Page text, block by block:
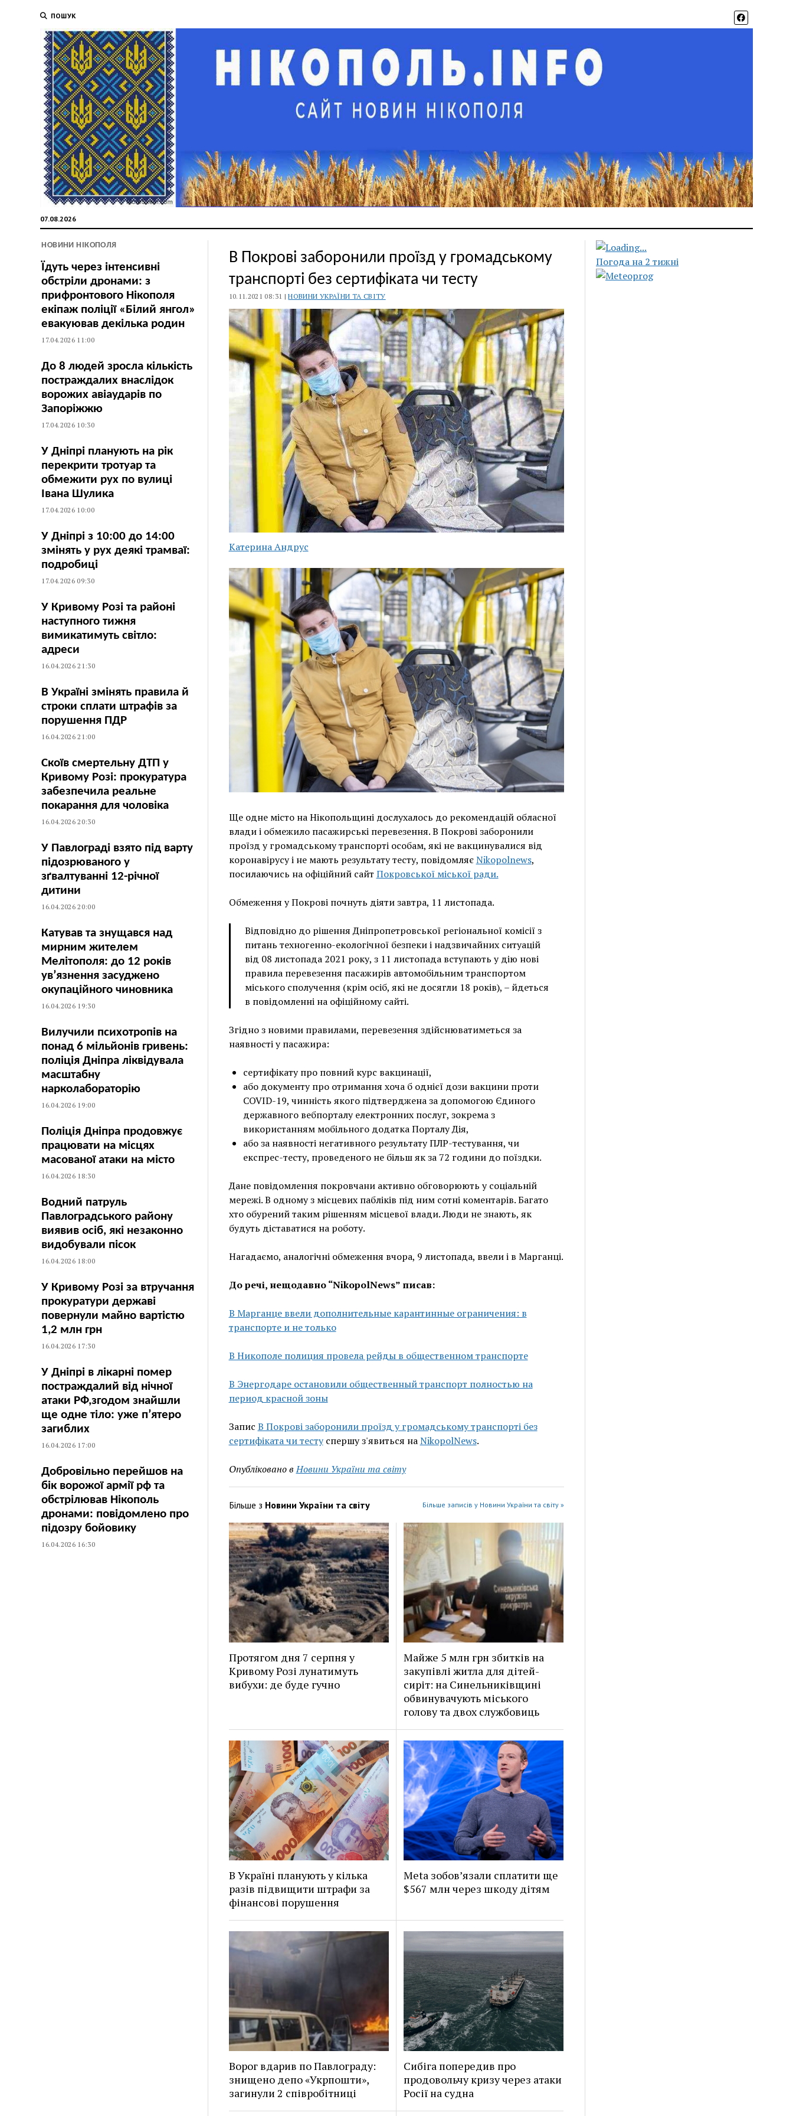
ПОШУК
07.08.2026
НОВИНИ НІКОПОЛЯ
Їдуть через інтенсивні
обстріли дронами: з
прифронтового Нікополя
екіпаж поліції «Білий янгол»
евакуював декілька родин
17.04.2026 11:00
До 8 людей зросла кількість
постраждалих внаслідок
ворожих авіаударів по
Запоріжжю
17.04.2026 10:30
У Дніпрі планують на рік
перекрити тротуар та
обмежити рух по вулиці
Івана Шулика
17.04.2026 10:00
У Дніпрі з 10:00 до 14:00
змінять у рух деякі трамваї:
подробиці
17.04.2026 09:30
У Кривому Розі та районі
наступного тижня
вимикатимуть світло:
адреси
16.04.2026 21:30
В Україні змінять правила й
строки сплати штрафів за
порушення ПДР
16.04.2026 21:00
Скоїв смертельну ДТП у
Кривому Розі: прокуратура
забезпечила реальне
покарання для чоловіка
16.04.2026 20:30
У Павлограді взято під варту
підозрюваного у
зґвалтуванні 12-річної
дитини
16.04.2026 20:00
Катував та знущався над
мирним жителем
Мелітополя: до 12 років
ув’язнення засуджено
окупаційного чиновника
16.04.2026 19:30
Вилучили психотропів на
понад 6 мільйонів гривень:
поліція Дніпра ліквідувала
масштабну
нарколабораторію
16.04.2026 19:00
Поліція Дніпра продовжує
працювати на місцях
масованої атаки на місто
16.04.2026 18:30
Водний патруль
Павлоградського району
виявив осіб, які незаконно
видобували пісок
16.04.2026 18:00
У Кривому Розі за втручання
прокуратури державі
повернули майно вартістю
1,2 млн грн
16.04.2026 17:30
У Дніпрі в лікарні помер
постраждалий від нічної
атаки РФ,згодом знайшли
ще одне тіло: уже п’ятеро
загиблих
16.04.2026 17:00
Добровільно перейшов на
бік ворожої армії рф та
обстрілював Нікополь
дронами: повідомлено про
підозру бойовику
16.04.2026 16:30
В Покрові заборонили проїзд у громадському
транспорті без сертифіката чи тесту
10.11.2021 08:31 |НОВИНИ УКРАЇНИ ТА СВІТУ
Катерина Андрус
Ще одне місто на Нікопольщині дослухалось до рекомендацій обласної
влади і обмежило пасажирські перевезення. В Покрові заборонили
проїзд у громадському транспорті особам, які не вакцинувалися від
коронавірусу і не мають результату тесту, повідомляєNikopolnews,
посилаючись на офіційний сайт Покровської міської ради.
Обмеження у Покрові почнуть діяти завтра, 11 листопада.
Відповідно до рішення Дніпропетровської регіональної комісії з
питань техногенно-екологічної безпеки і надзвичайних ситуацій
від 08 листопада 2021 року, з 11 листопада вступають у дію нові
правила перевезення пасажирів автомобільним транспортом
міського сполучення (крім осіб, які не досягли 18 років), – йдеться
в повідомленні на офіційному сайті.
Згідно з новими правилами, перевезення здійснюватиметься за
наявності у пасажира:
сертифікату про повний курс вакцинації,
або документу про отримання хоча б однієї дози вакцини проти
COVID-19, чинність якого підтверджена за допомогою Єдиного
державного вебпорталу електронних послуг, зокрема з
використанням мобільного додатка Порталу Дія,
або за наявності негативного результату ПЛР-тестування, чи
експрес-тесту, проведеного не більш як за 72 години до поїздки.
Дане повідомлення покровчани активно обговорюють у соціальній
мережі. В одному з місцевих пабліків під ним сотні коментарів. Багато
хто обурений таким рішенням місцевої влади. Люди не знають, як
будуть діставатися на роботу.
Нагадаємо, аналогічні обмеження вчора, 9 листопада, ввели і в Марганці.
До речі, нещодавно “NikopolNews” писав:
В Марганце ввели дополнительные карантинные ограничения: в
транспорте и не только
В Никополе полиция провела рейды в общественном транспорте
В Энергодаре остановили общественный транспорт полностью на
период красной зоны
Запис В Покрові заборонили проїзд у громадському транспорті без
сертифіката чи тестуспершу з'явиться наNikopolNews.
Опубліковано в Новини України та світу
Більше з Новини України та світу Більше записів у Новини України та світу »
Протягом дня 7 серпня у
Кривому Розі лунатимуть
вибухи: де буде гучно
Майже 5 млн грн збитків на
закупівлі житла для дітей-
сиріт: на Синельниківщині
обвинувачують міського
голову та двох службовиць
В Україні планують у кілька
разів підвищити штрафи за
фінансові порушення
Meta зобов’язали сплатити ще
$567 млн через шкоду дітям
Ворог вдарив по Павлограду:
знищено депо «Укрпошти»,
загинули 2 співробітниці
Сибіга попередив про
продовольчу кризу через атаки
Росії на судна
Погода на 2 тижні